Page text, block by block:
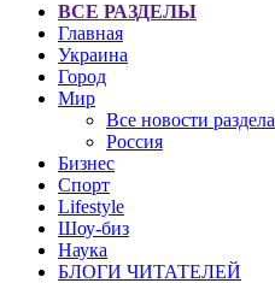
ВСЕ РАЗДЕЛЫ
Главная
Украина
Город
Мир
Все новости раздела
Россия
Бизнес
Спорт
Lifestyle
Шоу-биз
Наука
БЛОГИ ЧИТАТЕЛЕЙ